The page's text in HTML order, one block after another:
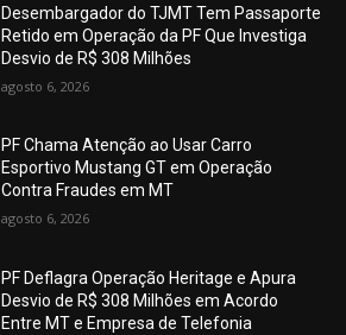
Desembargador do TJMT Tem Passaporte
Retido em Operação da PF Que Investiga
Desvio de R$ 308 Milhões
agosto 6, 2026
PF Chama Atenção ao Usar Carro
Esportivo Mustang GT em Operação
Contra Fraudes em MT
agosto 6, 2026
PF Deflagra Operação Heritage e Apura
Desvio de R$ 308 Milhões em Acordo
Entre MT e Empresa de Telefonia